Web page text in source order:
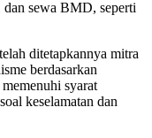
sewa BMD, seperti
ditetapkannya mitra
berdasarkan
syarat
keselamatan dan